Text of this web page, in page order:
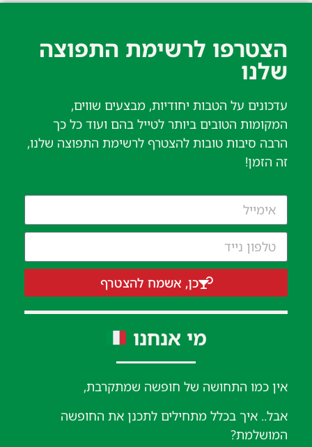
הצטרפו לרשימת התפוצה
שלנו​
עדכונים על הטבות יחודיות, מבצעים שווים,
המקומות הטובים ביותר לטייל בהם ועוד כל כך
הרבה סיבות טובות להצטרף לרשימת התפוצה שלנו,
זה הזמן!
כן, אשמח להצטרף
מי אנחנו
אין כמו התחושה של חופשה שמתקרבת,
אבל.. איך בכלל מתחילים לתכנן את החופשה
המושלמת?